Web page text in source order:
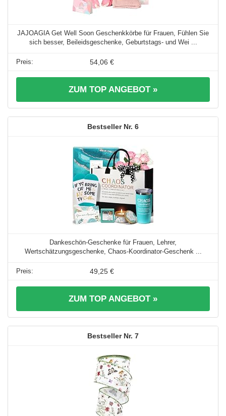
JAJOAGIA Get Well Soon Geschenkkörbe für Frauen, Fühlen Sie
sich besser, Beileidsgeschenke, Geburtstags- und Wei ...
54,06 €
ZUM TOP ANGEBOT »
6
Dankeschön-Geschenke für Frauen, Lehrer,
Wertschätzungsgeschenke, Chaos-Koordinator-Geschenk ...
49,25 €
ZUM TOP ANGEBOT »
7